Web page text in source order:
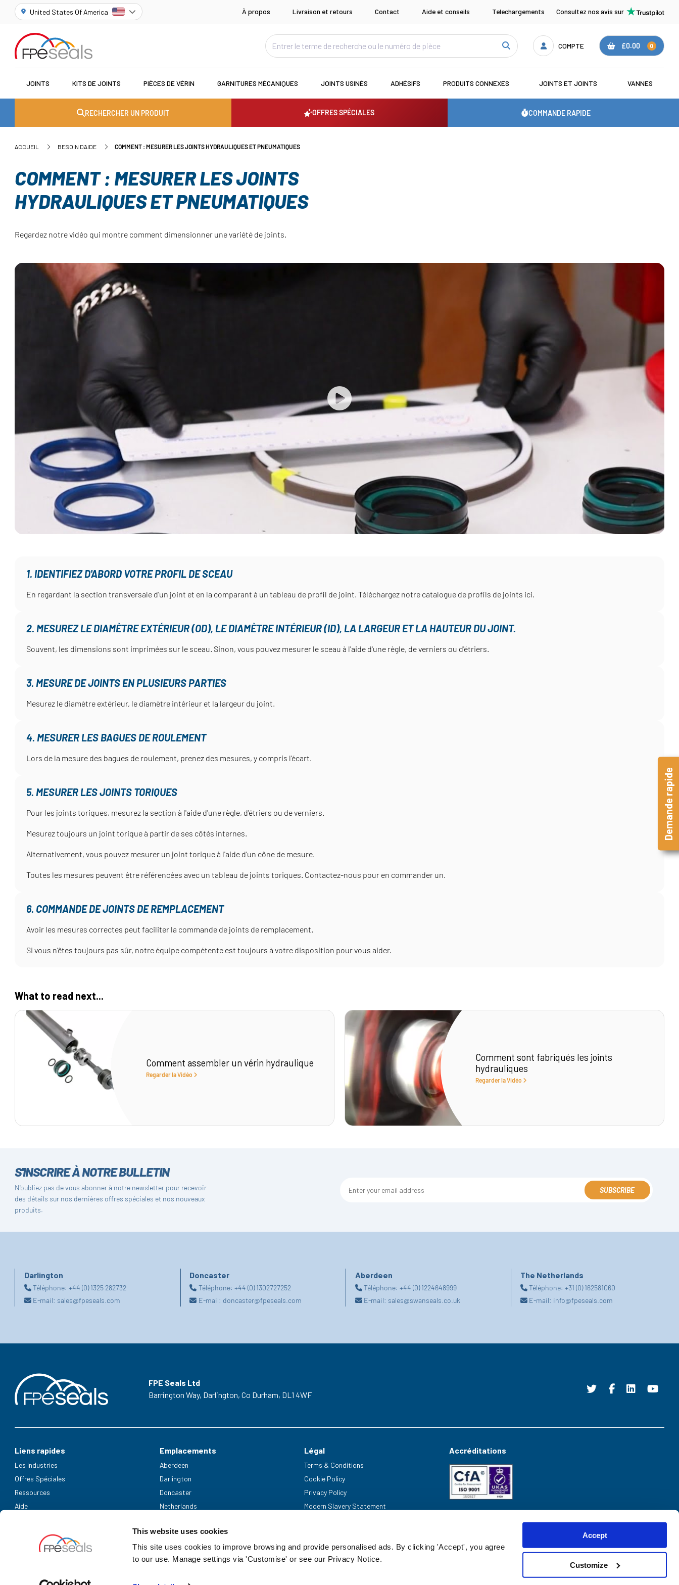
This website uses cookies
This site uses cookies to improve browsing and provide personalised ads. By clicking 'Accept', you agree
to our use. Manage settings via 'Customise' or see our Privacy Notice.
Accept
Customize
United States Of America À propos Livraison et retours Contact Aide et conseils Telechargements Consultez nos avis sur
COMPTE £0.00 0
JOINTS KITS DE JOINTS PIÈCES DE VÉRIN GARNITURES MÉCANIQUES JOINTS USINÉS ADHÉSIFS PRODUITS CONNEXES JOINTS ET JOINTS VANNES
RECHERCHER UN PRODUIT OFFRES SPÉCIALES COMMANDE RAPIDE
ACCUEIL BESOIN D'AIDE COMMENT : MESURER LES JOINTS HYDRAULIQUES ET PNEUMATIQUES
COMMENT : MESURER LES JOINTS
HYDRAULIQUES ET PNEUMATIQUES
Regardez notre vidéo qui montre comment dimensionner une variété de joints.
1. IDENTIFIEZ D'ABORD VOTRE PROFIL DE SCEAU
En regardant la section transversale d'un joint et en la comparant à un tableau de profil de joint. Téléchargez notre catalogue de profils de joints ici.
2. MESUREZ LE DIAMÈTRE EXTÉRIEUR (OD), LE DIAMÈTRE INTÉRIEUR (ID), LA LARGEUR ET LA HAUTEUR DU JOINT.
Souvent, les dimensions sont imprimées sur le sceau. Sinon, vous pouvez mesurer le sceau à l'aide d'une règle, de verniers ou d'étriers.
3. MESURE DE JOINTS EN PLUSIEURS PARTIES
Mesurez le diamètre extérieur, le diamètre intérieur et la largeur du joint.
4. MESURER LES BAGUES DE ROULEMENT
Lors de la mesure des bagues de roulement, prenez des mesures, y compris l'écart.
5. MESURER LES JOINTS TORIQUES
Pour les joints toriques, mesurez la section à l'aide d'une règle, d'étriers ou de verniers.
Mesurez toujours un joint torique à partir de ses côtés internes.
Alternativement, vous pouvez mesurer un joint torique à l'aide d'un cône de mesure.
Toutes les mesures peuvent être référencées avec un tableau de joints toriques. Contactez-nous pour en commander un.
6. COMMANDE DE JOINTS DE REMPLACEMENT
Avoir les mesures correctes peut faciliter la commande de joints de remplacement.
Si vous n'êtes toujours pas sûr, notre équipe compétente est toujours à votre disposition pour vous aider.
What to read next...
Comment assembler un vérin hydraulique
Regarder la Vidéo
Comment sont fabriqués les joints
hydrauliques
Regarder la Vidéo
S'INSCRIRE À NOTRE BULLETIN
N'oubliez pas de vous abonner à notre newsletter pour recevoir
des détails sur nos dernières offres spéciales et nos nouveaux
produits.
SUBSCRIBE
Darlington
Téléphone:+44 (0) 1325 282732
E-mail: sales@fpeseals.com
Doncaster
Téléphone: +44 (0) 1302727252
E-mail: doncaster@fpeseals.com
Aberdeen
Téléphone: +44 (0) 1224648999
E-mail: sales@swanseals.co.uk
The Netherlands
Téléphone:+31 (0) 162581060
E-mail: info@fpeseals.com
FPE Seals Ltd
Barrington Way, Darlington, Co Durham, DL1 4WF
Liens rapides
Les Industries
Offres Spéciales
Ressources
Aide
Emplacements
Aberdeen
Darlington
Doncaster
Netherlands
Légal
Terms & Conditions
Cookie Policy
Privacy Policy
Modern Slavery Statement
Accréditations
Demande rapide